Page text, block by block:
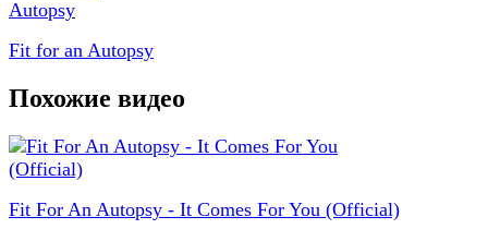
Fit for an Autopsy
Похожие видео
Fit For An Autopsy - It Comes For You (Official)